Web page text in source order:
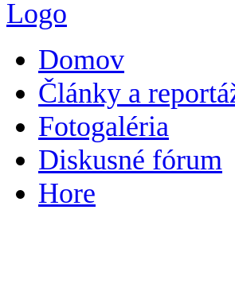
Domov
Články a
Fotogaléria
Diskusné fórum
Hore